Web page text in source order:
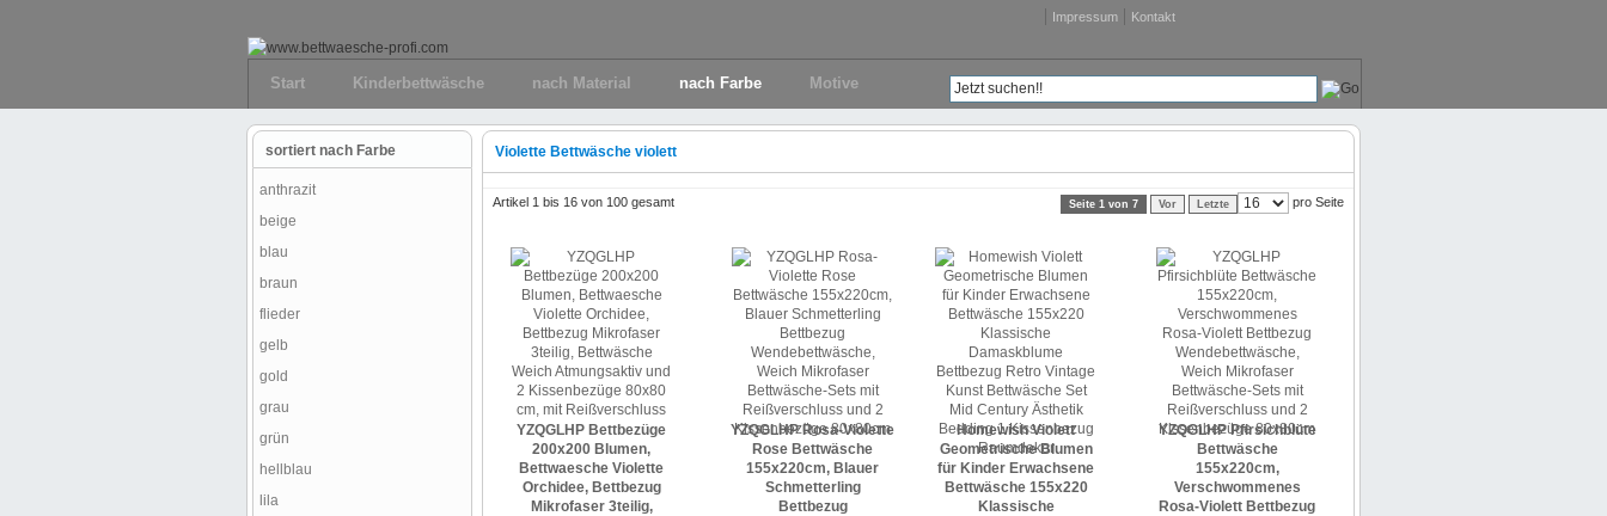
Start Kinderbettwäsche nach Material nach Farbe Motive
Violette Bettwäsche violett
Artikel 1 bis 16 von 100 gesamt pro Seite
Seite 1 von 7 Vor Letzte
YZQGLHP Bettbezüge
200x200 Blumen,
Bettwaesche Violette
Orchidee, Bettbezug
Mikrofaser 3teilig,
YZQGLHP Rosa-Violette
Rose Bettwäsche
155x220cm, Blauer
Schmetterling
Bettbezug
Homewish Violett
Geometrische Blumen
für Kinder Erwachsene
Bettwäsche 155x220
Klassische
YZQGLHP Pfirsichblüte
Bettwäsche
155x220cm,
Verschwommenes
Rosa-Violett Bettbezug
sortiert nach Farbe
anthrazit
beige
blau
braun
flieder
gelb
gold
grau
grün
hellblau
lila
Impressum Kontakt